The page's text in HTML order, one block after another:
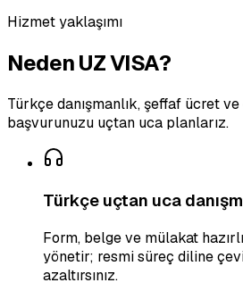
Hizmet yaklaşımı
Neden UZ VISA?
Türkçe danışmanlık, şeffaf ücret
başvurunuzu uçtan uca planlarız.
Türkçe uçtan uca
Form, belge ve mülakat
yönetir; resmi süreç diline
azaltırsınız.